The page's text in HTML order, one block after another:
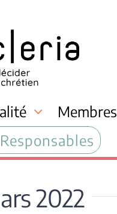
Membres
2022